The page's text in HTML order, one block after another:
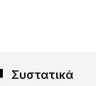
Συστατικά